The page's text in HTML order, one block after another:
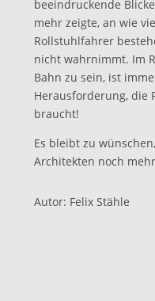
beeindruckende
mehr zeigte, an wie
Rollstuhlfahrer
nicht wahrnimmt. Im
Bahn zu sein, ist
Herausforderung, die
braucht!
Es bleibt zu
Architekten noch
Autor: Felix Stähle